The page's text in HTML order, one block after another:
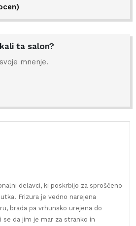
ta salon?
mnenje.
delavci, ki poskrbijo za sproščeno
Frizura je vedno narejena
brada pa vrhunsko urejena do
se da jim je mar za stranko in